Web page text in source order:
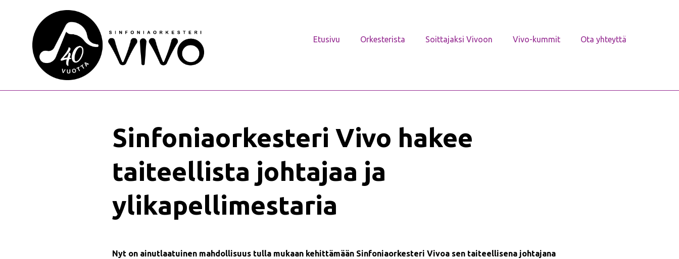
Etusivu Orkesterista Soittajaksi Vivoon Vivo-kummit Ota yhteyttä
Sinfoniaorkesteri Vivo hakee
taiteellista johtajaa ja
ylikapellimestaria
Nyt on ainutlaatuinen mahdollisuus tulla mukaan kehittämään Sinfoniaorkesteri Vivoa sen taiteellisena johtajana